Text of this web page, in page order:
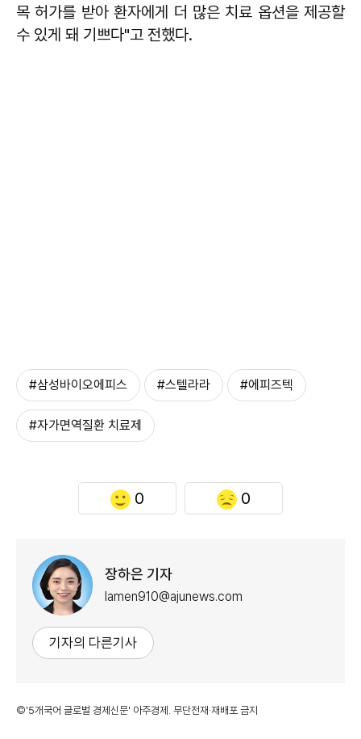
목 허가를 받아 환자에게 더 많은 치료 옵션을 제공할
수 있게 돼 기쁘다"고 전했다.
#삼성바이오에피스 #스텔라라 #에피즈텍
#자가면역질환 치료제
0 0
장하은 기자
lamen910@ajunews.com
기자의 다른기사
©'5개국어 글로벌 경제신문' 아주경제. 무단전재·재배포 금지